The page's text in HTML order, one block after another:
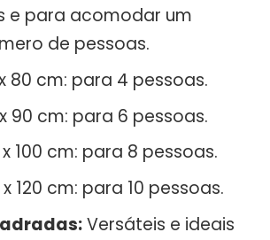
e para acomodar um
de pessoas.
80 cm: para 4 pessoas.
90 cm: para 6 pessoas.
100 cm: para 8 pessoas.
120 cm: para 10 pessoas.
Versáteis e ideais